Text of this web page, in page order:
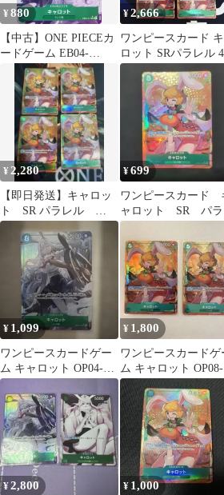
¥880
【中古】ONE PIECEカ
ードゲーム EB04-
013[SR]：(パラレル)キ
ャロット
¥2,666
ワンピースカード
ロット SRパラレル 4
セット
¥ 2,280
【即日発送】キャロッ
ト SR パラレル
OP08-023 4枚
¥699
ワンピースカード
ャロット SR パラ
ル
¥ 1,099
ワンピースカードゲー
ム キャロット OP04-
013 sr パラレル
¥ 1,800
ワンピースカードゲ
ム キャロット OP08-
023 SR パラレル 2枚
ット
¥2,800 ¥ 1,000